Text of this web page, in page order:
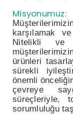
Misyonumuz:
karşılamak
Nitelikli ve
ürünleri
sürekli
önemli
çevreye
süreçleriyle,
sorumluluğu